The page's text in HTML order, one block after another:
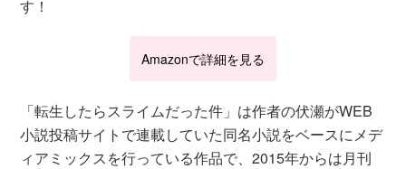
す！
Amazonで詳細を見る
「転生したらスライムだった件」は作者の伏瀬がWEB
小説投稿サイトで連載していた同名小説をベースにメデ
ィアミックスを行っている作品で、2015年からは月刊